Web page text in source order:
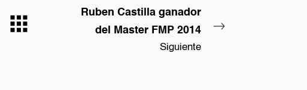
Ruben Castilla ganador
del Master FMP 2014
Siguiente